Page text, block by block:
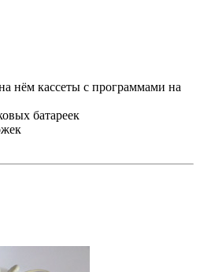
нём кассеты с программами на
батареек